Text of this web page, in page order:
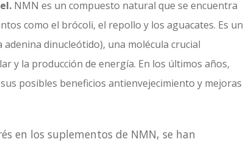
NMN es un compuesto natural que se encuentra
como el brócoli, el repollo y los aguacates. Es un
dinucleótido), una molécula crucial
y la producción de energía. En los últimos años,
posibles beneficios antienvejecimiento y mejoras
en los suplementos de NMN, se han